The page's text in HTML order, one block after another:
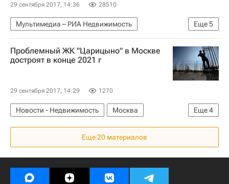
29 сентября 2017, 14:36 28510
Еще5
Мультимедиа – РИА Недвижимость
Мультимедиа
Фото
Туризм
Недвижимость
Города
Проблемный ЖК "Царицыно" в Москве
достроят в конце 2021 г
29 сентября 2017, 14:29 1270
Еще4
Новости - Недвижимость
Москва
Строительство
Долгострой
Жилье
Еще 20 материалов